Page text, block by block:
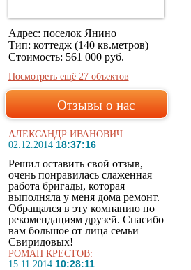
Адрес: поселок Янино
Тип: коттедж (140 кв.метров)
Стоимость: 561 000 руб.
Посмотреть ещё 27 объектов
Отзывы о нас
АЛЕКСАНДР ИВАНОВИЧ:
02.12.2014 18:37:16
Решил оставить свой отзыв,
очень понравилась слаженная
работа бригады, которая
выполняла у меня дома ремонт.
Обращался в эту компанию по
рекомендациям друзей. Спасибо
вам большое от лица семьи
Свиридовых!
РОМАН КРЕСТОВ:
15.11.2014 10:28:11